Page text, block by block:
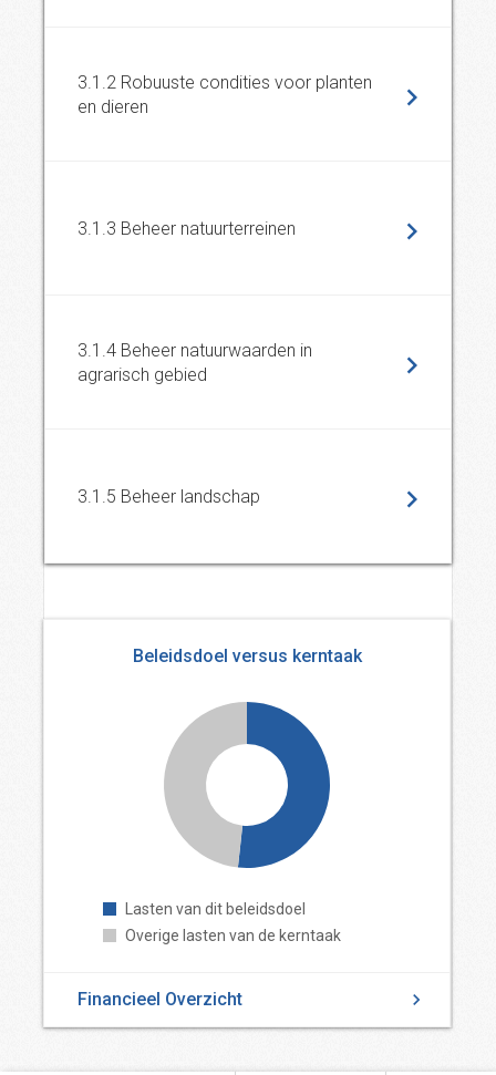
3.1.2 Robuuste condities voor planten
en dieren
3.1.3 Beheer natuurterreinen
3.1.4 Beheer natuurwaarden in
agrarisch gebied
3.1.5 Beheer landschap
Beleidsdoel versus kerntaak
Lasten van dit beleidsdoel
Overige lasten van de kerntaak
Financieel Overzicht